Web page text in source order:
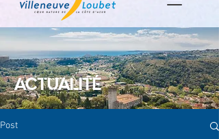
ACTUALITÉ
Post